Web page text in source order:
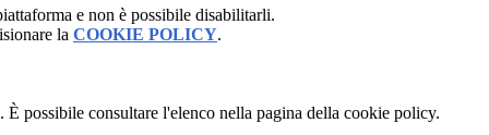
e non è possibile disabilitarli.
la COOKIE POLICY.
possibile consultare l'elenco nella pagina della cookie policy.